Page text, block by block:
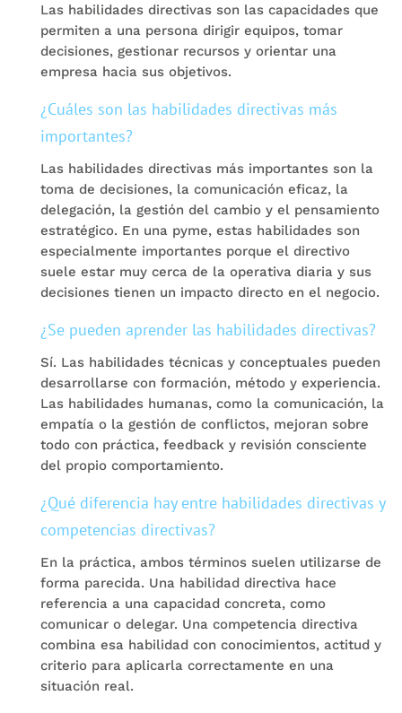
Las habilidades directivas son las capacidades que
permiten a una persona dirigir equipos, tomar
decisiones, gestionar recursos y orientar una
empresa hacia sus objetivos.
¿Cuáles son las habilidades directivas más
importantes?
Las habilidades directivas más importantes son la
toma de decisiones, la comunicación eficaz, la
delegación, la gestión del cambio y el pensamiento
estratégico. En una pyme, estas habilidades son
especialmente importantes porque el directivo
suele estar muy cerca de la operativa diaria y sus
decisiones tienen un impacto directo en el negocio.
¿Se pueden aprender las habilidades directivas?
Sí. Las habilidades técnicas y conceptuales pueden
desarrollarse con formación, método y experiencia.
Las habilidades humanas, como la comunicación, la
empatía o la gestión de conflictos, mejoran sobre
todo con práctica, feedback y revisión consciente
del propio comportamiento.
¿Qué diferencia hay entre habilidades directivas y
competencias directivas?
En la práctica, ambos términos suelen utilizarse de
forma parecida. Una habilidad directiva hace
referencia a una capacidad concreta, como
comunicar o delegar. Una competencia directiva
combina esa habilidad con conocimientos, actitud y
criterio para aplicarla correctamente en una
situación real.